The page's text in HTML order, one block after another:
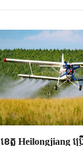
ខេត្ត Heilongjiang